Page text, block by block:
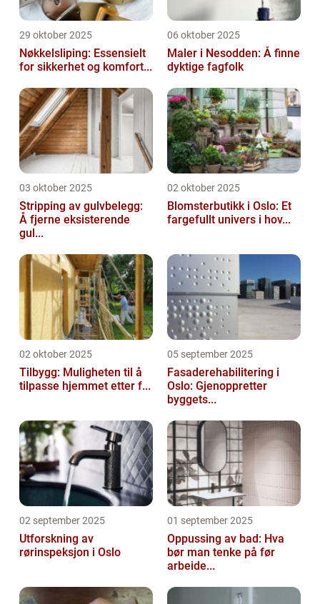
29 oktober 2025
Nøkkelsliping: Essensielt
for sikkerhet og komfort...
06 oktober 2025
Maler i Nesodden: Å finne
dyktige fagfolk
03 oktober 2025
Stripping av gulvbelegg:
Å fjerne eksisterende
gul...
02 oktober 2025
Blomsterbutikk i Oslo: Et
fargefullt univers i hov...
02 oktober 2025
Tilbygg: Muligheten til å
tilpasse hjemmet etter f...
05 september 2025
Fasaderehabilitering i
Oslo: Gjenoppretter
byggets...
02 september 2025
Utforskning av
rørinspeksjon i Oslo
01 september 2025
Oppussing av bad: Hva
bør man tenke på før
arbeide...